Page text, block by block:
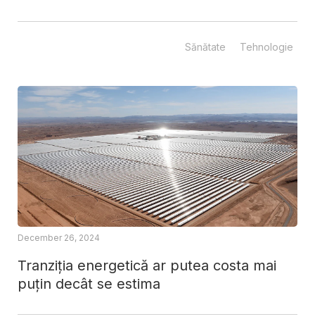
Sănătate Tehnologie
Tranziția energetică ar putea costa mai
puțin decât se estima
December 26, 2024